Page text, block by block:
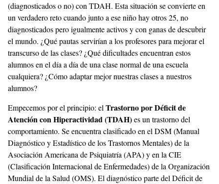
(diagnosticados o no) con TDAH. Esta situación se convierte en
un verdadero reto cuando junto a ese niño hay otros 25, no
diagnosticados pero igualmente activos y con ganas de descubrir
el mundo. ¿Qué pautas servirían a los profesores para mejorar el
transcurso de las clases? ¿Qué dificultades encuentran estos
alumnos en el día a día de una clase normal de una escuela
cualquiera? ¿Cómo adaptar mejor nuestras clases a nuestros
alumnos?
Empecemos por el principio: elTrastorno por Déficit de
Atención con Hiperactividad (TDAH)es un trastorno del
comportamiento. Se encuentra clasificado en el DSM (Manual
Diagnóstico y Estadístico de los Trastornos Mentales) de la
Asociación Americana de Psiquiatría (APA) y en la CIE
(Clasificación Internacional de Enfermedades) de la Organización
Mundial de la Salud (OMS). El diagnóstico parte del Déficit de